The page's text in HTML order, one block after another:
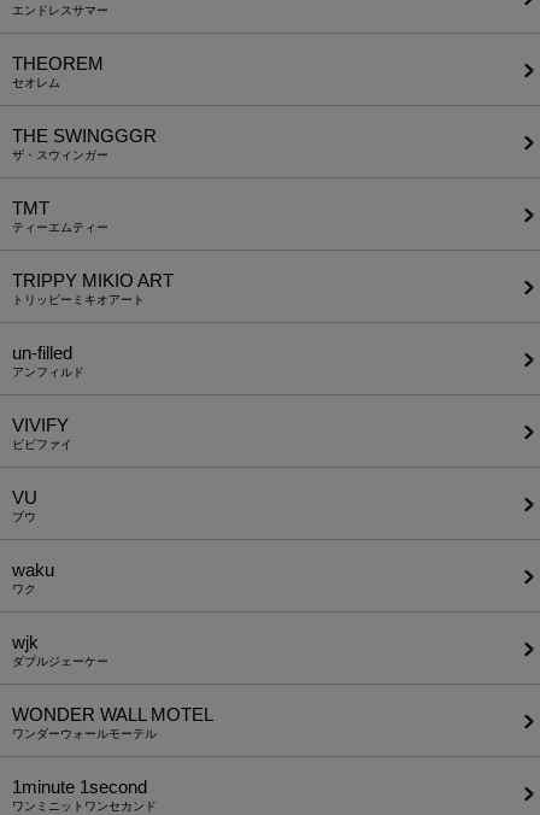
エンドレスサマー
THEOREM
セオレム
THE SWINGGGR
ザ・スウィンガー
TMT
ティーエムティー
TRIPPY MIKIO ART
トリッピーミキオアート
un-filled
アンフィルド
VIVIFY
ビビファイ
VU
ブウ
waku
ワク
wjk
ダブルジェーケー
WONDER WALL MOTEL
ワンダーウォールモーテル
1minute​ 1second
ワンミニットワンセカンド